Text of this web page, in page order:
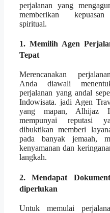
perjalanan yang
memberikan
spiritual.
1. Memilih Agen
Tepat
Merencanakan
Anda diawali
perjalanan yang andal
Indowisata. jadi Agen
yang mapan, Alhijaz
mempunyai reputasi
dibuktikan memberi
pada banyak jemaah,
kenyamanan dan
langkah.
2. Mendapat
diperlukan
Untuk memulai